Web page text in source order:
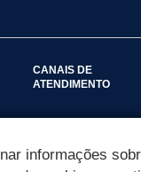
CANAIS DE
ATENDIMENTO
informações